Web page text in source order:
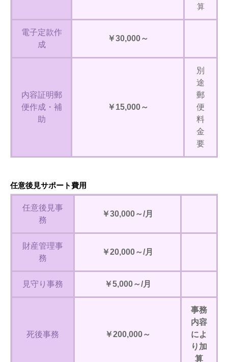
算
電子定款作
成
￥30,000～
内容証明郵
便作成・補
助
￥15,000～
別
途
郵
便
料
金
要
任意後見サポート費用
任意後見事
務
￥30,000～/月
財産管理事
務
￥20,000～/月
見守り事務 ￥5,000～/月
死後事務 ￥200,000～
事務
内容
によ
り加
算